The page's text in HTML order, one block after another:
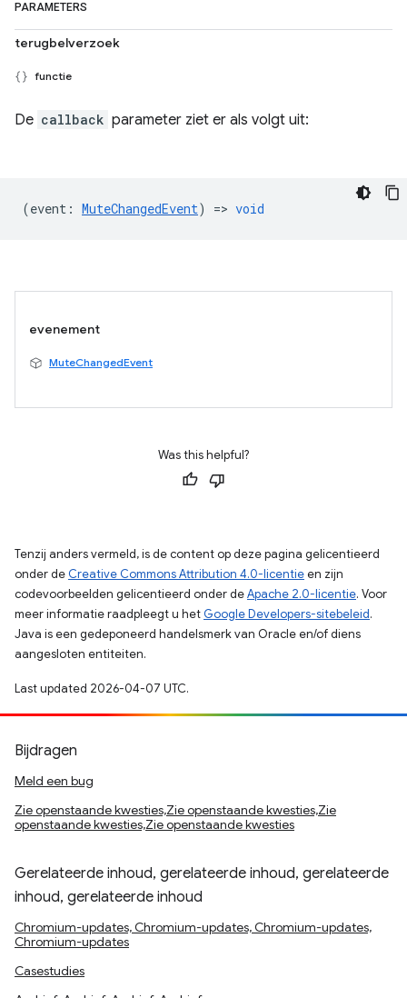
PARAMETERS
terugbelverzoek
functie
De callback parameter ziet er als volgt uit:
(event : MuteChangedEvent) => void
evenement
MuteChangedEvent
Was this helpful?
Tenzij anders vermeld, is de content op deze pagina gelicentieerd
onder de Creative Commons Attribution 4.0-licentieen zijn
codevoorbeelden gelicentieerd onder deApache 2.0-licentie. Voor
meer informatie raadpleegt u het Google Developers-sitebeleid.
Java is een gedeponeerd handelsmerk van Oracle en/of diens
aangesloten entiteiten.
Last updated 2026-04-07 UTC.
Bijdragen
Meld een bug
Zie openstaande kwesties,Zie openstaande kwesties,Zie
openstaande kwesties,Zie openstaande kwesties
Gerelateerde inhoud, gerelateerde inhoud, gerelateerde
inhoud, gerelateerde inhoud
Chromium-updates, Chromium-updates, Chromium-updates,
Chromium-updates
Casestudies